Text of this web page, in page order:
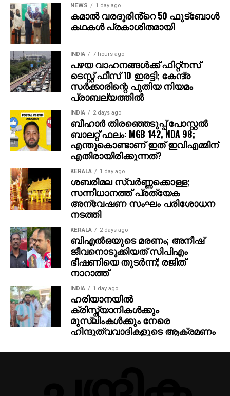
NEWS 1 day ago
കമാൽ വരദൂരിൻ്റെ 50 ഫുട്ബോൾ
കഥകൾ പ്രകാശിതമായി
INDIA 7 hours ago
പഴയ വാഹനങ്ങള്‍ക്ക് ഫിറ്റ്‌നസ്
ടെസ്റ്റ് ഫീസ് 10 ഇരട്ടി; കേന്ദ്ര
സര്‍ക്കാരിന്റെ പുതിയ നിയമം
പ്രാബല്യത്തില്‍
INDIA 2 days ago
ബീഹാർ തിരഞ്ഞെടുപ്പ് പോസ്റ്റൽ
ബാലറ്റ് ഫലം: MGB 142, NDA 98;
എന്തുകൊണ്ടാണ് ഇത് ഇവിഎമ്മിന്
എതിരായിരിക്കുന്നത്?
KERALA 1 day ago
ശബരിമല സ്വര്‍ണ്ണക്കൊള്ള;
സന്നിധാനത്ത് പ്രത്യേക
അന്വേഷണ സംഘം പരിശോധന
നടത്തി
KERALA 2 days ago
ബിഎല്‍ഒയുടെ മരണം; അനീഷ്
ജീവനൊടുക്കിയത് സിപിഎം
ഭീഷണിയെ തുടര്‍ന്ന്; രജിത്
നാറാത്ത്
INDIA 1 day ago
ഹരിയാനയില്‍
ക്രിസ്ത്യാനികള്‍ക്കും
മുസ്‌ലിംകള്‍ക്കും നേരെ
ഹിന്ദുത്വവാദികളുടെ ആക്രമണം